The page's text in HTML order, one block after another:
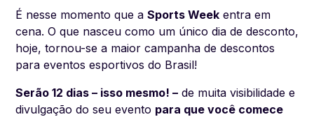
É nesse momento que a Sports Week entra em
cena. O que nasceu como um único dia de desconto,
hoje, tornou-se a maior campanha de descontos
para eventos esportivos do Brasil!
Serão 12 dias – isso mesmo! – de muita visibilidade e
divulgação do seu evento para que você comece